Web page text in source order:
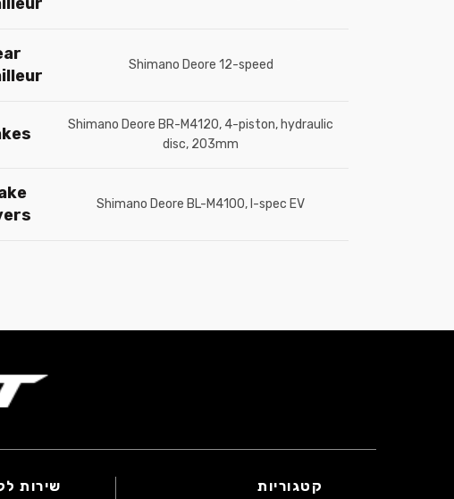
Shimano Deore 12-speed
Shimano Deore BR-M4120, 4-piston, hydraulic
disc, 203mm
Shimano Deore BL-M4100, I-spec EV
קטגוריות שירות